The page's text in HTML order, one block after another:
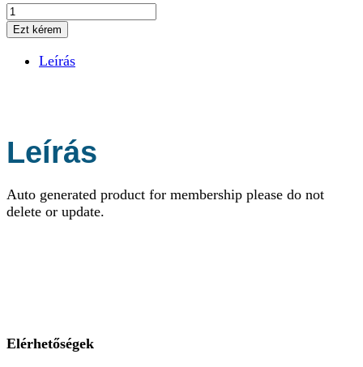
Membership
Product
mennyiség
Ezt kérem
Leírás
Leírás
Auto generated product for membership please do not
delete or update.
Elérhetőségek